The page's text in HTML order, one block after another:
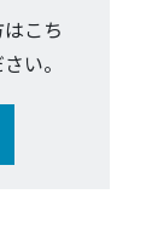
こち
い。